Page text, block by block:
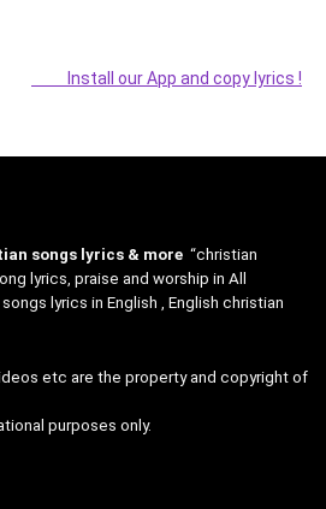
Install our App and copy lyrics !
songs lyrics & more “christian
lyrics, praise and worship in All
lyrics in English , English christian
etc are the property and copyright of
purposes only.